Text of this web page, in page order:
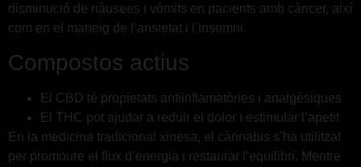
disminució de nàusees i vòmits en pacients amb càncer, així
com en el maneig de l’ansietat i l’insomni.
Compostos actius
El CBD té propietats antiinflamatòries i analgèsiques
El THC pot ajudar a reduir el dolor i estimular l’apetit
En la medicina tradicional xinesa, el cànnabis s’ha utilitzat
per promoure el flux d’energia i restaurar l’equilibri. Mentre